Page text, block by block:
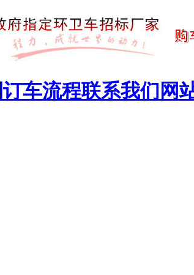
订车流程联系我们 网